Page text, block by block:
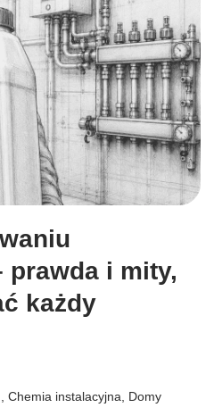
prawda i mity,
każdy
Chemia instalacyjna
Domy